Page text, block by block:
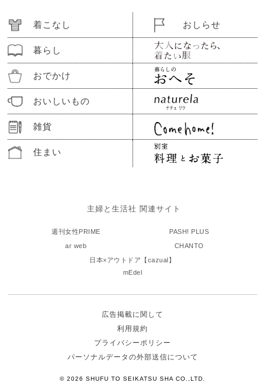
着こなし
暮らし
おでかけ
おいしいもの
雑貨
住まい
おしらせ
主婦と生活社 関連サイト
週刊女性PRIME
PASH! PLUS
ar web
CHANTO
日本×アウトドア【cazual】
mEdel
広告掲載に関して
利用規約
プライバシーポリシー
パーソナルデータの外部送信について
© 2026 SHUFU TO SEIKATSU SHA CO.,LTD.